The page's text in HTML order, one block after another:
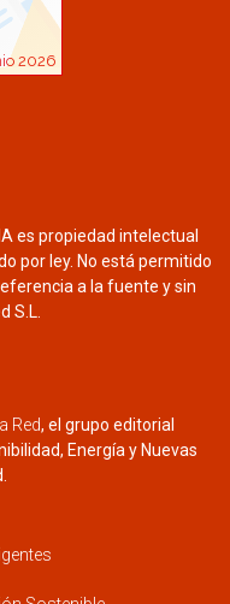
es propiedad intelectual
por ley. No está permitido
a la fuente y sin
S.L.
Red, el grupo editorial
Energía y Nuevas